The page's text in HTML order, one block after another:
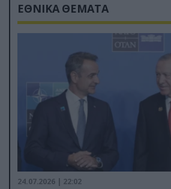
ΕΘΝΙΚΑ ΘΕΜΑΤΑ
24.07.2026 | 22:02